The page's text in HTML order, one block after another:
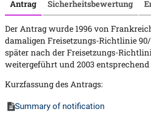
Antrag Sicherheitsbewertung
Der Antrag wurde 1996 von
damaligen Freisetzungs-Richtlinie
später nach der Freisetzungs-
weitergeführt und 2003 entsprechend
Kurzfassung des Antrags:
Summary of notification